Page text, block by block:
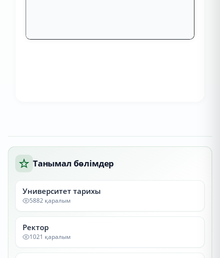
Танымал бөлімдер
Университет тарихы
5882 қаралым
Ректор
1021 қаралым